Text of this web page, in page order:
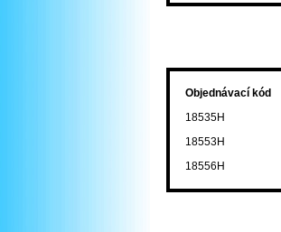
Objednávací kód
18535H
18553H
18556H